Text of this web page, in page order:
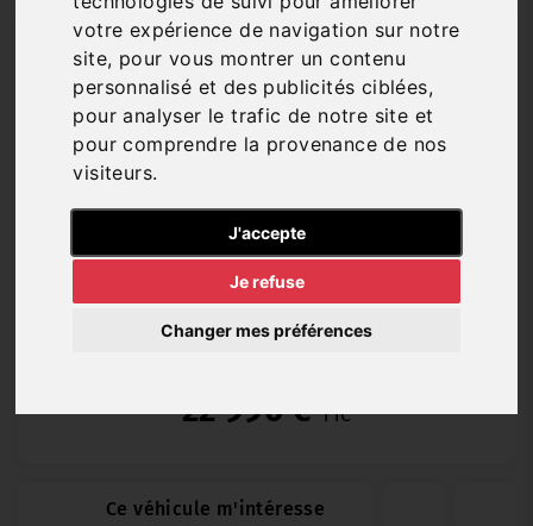
votre expérience de navigation sur notre
site, pour vous montrer un contenu
personnalisé et des publicités ciblées,
pour analyser le trafic de notre site et
pour comprendre la provenance de nos
visiteurs.
J'accepte
Je refuse
Changer mes préférences
CITROËN C4
BLUEHDI 130 EAT8 MAX
Réf. 6980 Véhicule sur parc
Diesel
22 990 €TTC
Ce véhicule m'intéresse